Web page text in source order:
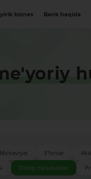
yirik biznes Bank haqida
Ma'naviyat E'lonlar
Ochiq ma'lumotlar